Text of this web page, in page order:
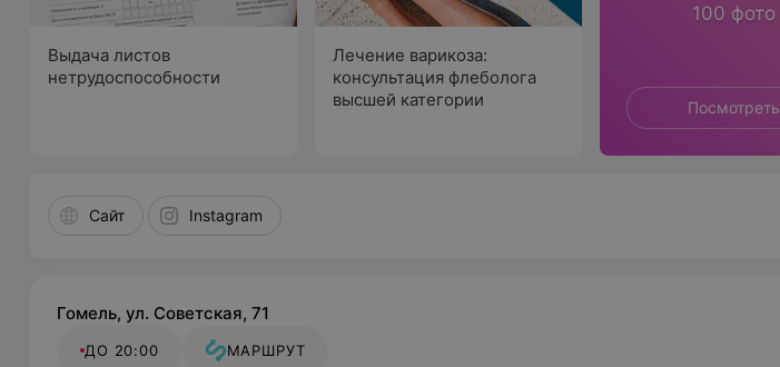
Выдача листов
нетрудоспособности
Лечение варикоза:
консультация флеболога
высшей категории
100 фото
Посмотреть
Сайт Instagram
Гомель, ул. Советская, 71
ДО 20:00 МАРШРУТ